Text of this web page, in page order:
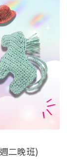
二晚班)